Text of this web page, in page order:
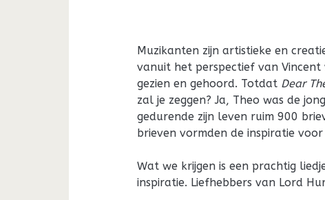
Muzikanten zijn artistieke en
vanuit het perspectief van
gezien en gehoord. Totdat Dear
zal je zeggen? Ja, Theo was de
gedurende zijn leven ruim 900
brieven vormden de inspiratie
Wat we krijgen is een prachtig
inspiratie. Liefhebbers van Lord